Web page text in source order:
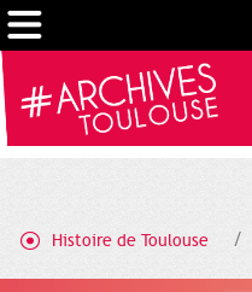
Histoire de Toulouse
Gestion de vos préférences